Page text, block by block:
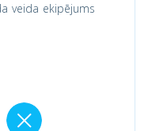
veida ekipējums